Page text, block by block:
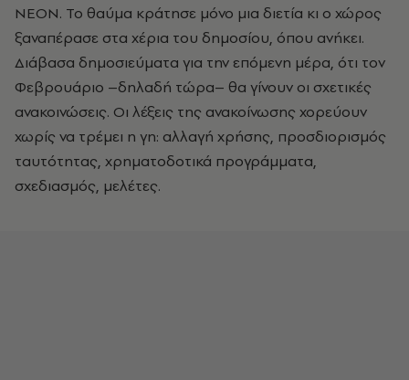
ΝΕΟΝ. Το θαύμα κράτησε μόνο μια διετία κι ο χώρος
ξαναπέρασε στα χέρια του δημοσίου, όπου ανήκει.
Διάβασα δημοσιεύματα για την επόμενη μέρα, ότι τον
Φεβρουάριο –δηλαδή τώρα– θα γίνουν οι σχετικές
ανακοινώσεις. Οι λέξεις της ανακοίνωσης χορεύουν
χωρίς να τρέμει η γη: αλλαγή χρήσης, προσδιορισμός
ταυτότητας, χρηματοδοτικά προγράμματα,
σχεδιασμός, μελέτες.